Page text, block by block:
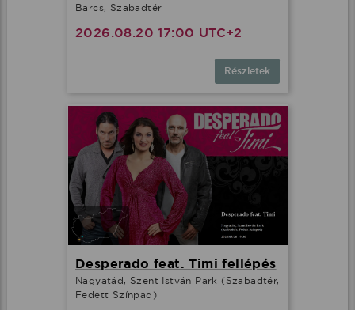
Barcs, Szabadtér
2026.08.20 17:00 UTC+2
Részletek
Desperado feat. Timi fellépés
Nagyatád, Szent István Park (Szabadtér,
Fedett Színpad)